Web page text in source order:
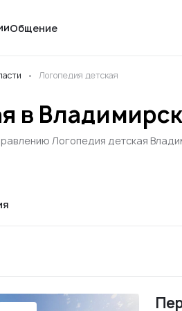
Общение
Логопедия детская
в
Логопедия детская